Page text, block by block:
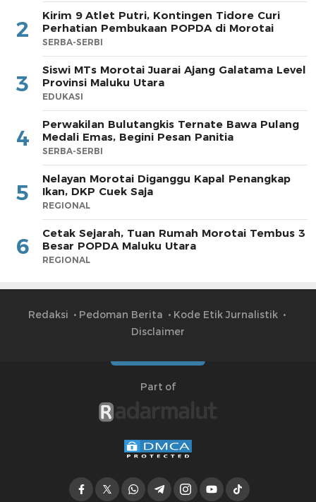
2
Kirim 9 Atlet Putri, Kontingen Tidore Curi
Perhatian Pembukaan POPDA di Morotai
SERBA-SERBI
3
Siswi MTs Morotai Juarai Ajang Galatama Level
Provinsi Maluku Utara
EDUKASI
4
Perwakilan Bulutangkis Ternate Bawa Pulang
Medali Emas, Begini Pesan Panitia
SERBA-SERBI
5
Nelayan Morotai Diganggu Kapal Penangkap
Ikan, DKP Cuek Saja
REGIONAL
6
Cetak Sejarah, Tuan Rumah Morotai Tembus 3
Besar POPDA Maluku Utara
REGIONAL
Redaksi Pedoman Berita
Kode Etik Jurnalistik
Disclaimer
Part of